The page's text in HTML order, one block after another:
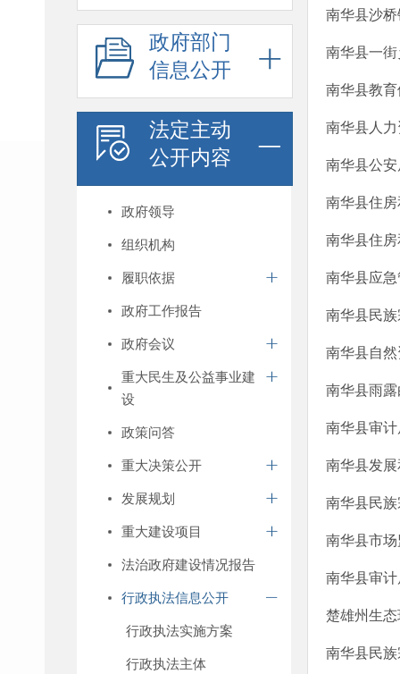
政府部门
信息公开
法定主动
公开内容
政府领导
组织机构
履职依据
政府工作报告
政府会议
重大民生及公益事业建
设
政策问答
重大决策公开
发展规划
重大建设项目
法治政府建设情况报告
行政执法信息公开
行政执法实施方案
行政执法主体
南华县沙
南华县一
南华县教
南华县人
南华县公
南华县住
南华县住
南华县应
南华县民
南华县自
南华县雨
南华县审
南华县发
南华县民
南华县市
南华县审
楚雄州生
南华县民